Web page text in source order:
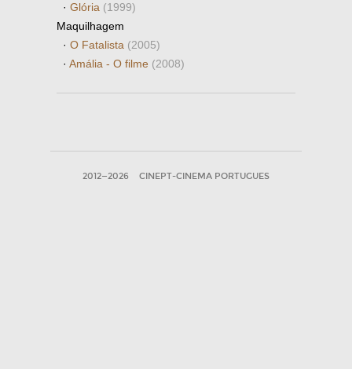
· Glória (1999)
Maquilhagem
· O Fatalista (2005)
· Amália - O filme (2008)
2012—2026 CINEPT-CINEMA PORTUGUES